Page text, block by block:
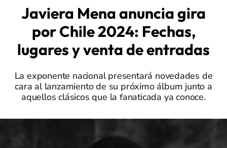
Javiera Mena anuncia gira
por Chile 2024: Fechas,
lugares y venta de entradas
La exponente nacional presentará novedades de
cara al lanzamiento de su próximo álbum junto a
aquellos clásicos que la fanaticada ya conoce.